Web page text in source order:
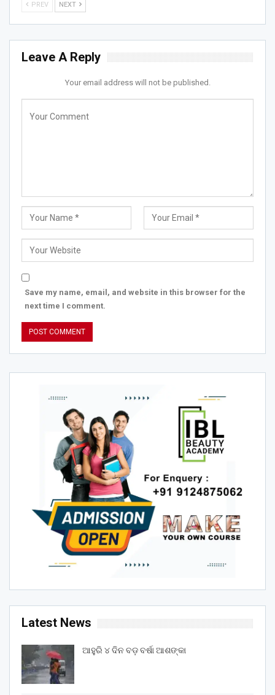
PREV NEXT
Leave A Reply
Your email address will not be published.
Save my name, email, and website in this browser for the
next time I comment.
Latest News
ଆହୁରି ୪ ଦିନ ବଡ଼ ବର୍ଷା ଆଶଙ୍କା